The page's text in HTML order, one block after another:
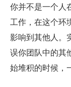
你并不是一个人
工作，在这个环
影响到其他人。
误你团队中的其
始堆积的时候，